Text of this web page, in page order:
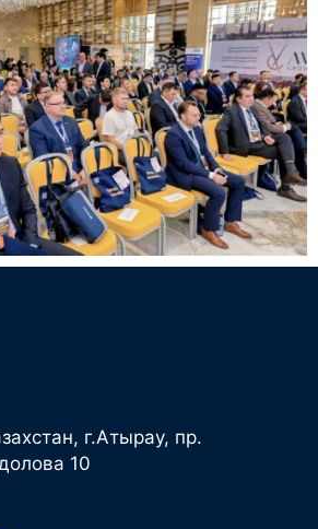
г.Атырау, пр.
10